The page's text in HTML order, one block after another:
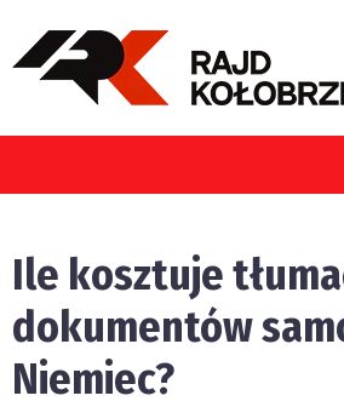
Ile kosztuje
dokumentów
Niemiec?